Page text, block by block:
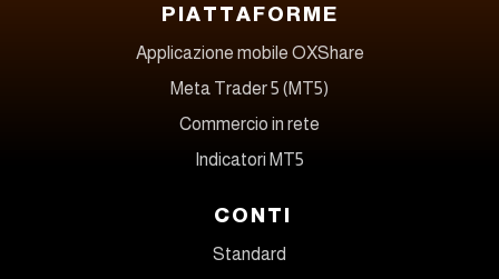
PIATTAFORME
Applicazione mobile OXShare
Meta Trader 5 (MT5)
Commercio in rete
Indicatori MT5
CONTI
Standard